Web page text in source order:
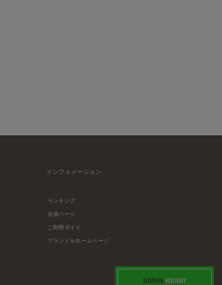
インフォメーション
ランキング
会員ページ
ご利用ガイド
フランドルホームページ